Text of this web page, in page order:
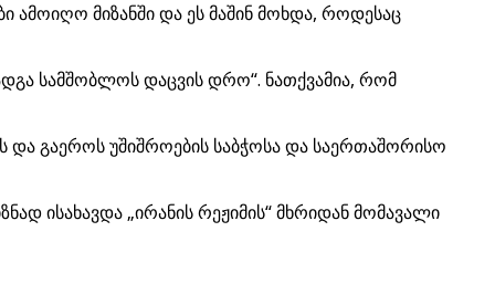
ამოიღო მიზანში და ეს მაშინ მოხდა, როდესაც
სამშობლოს დაცვის დრო“. ნათქვამია, რომ
და გაეროს უშიშროების საბჭოსა და საერთაშორისო
ისახავდა „ირანის რეჟიმის“ მხრიდან მომავალი